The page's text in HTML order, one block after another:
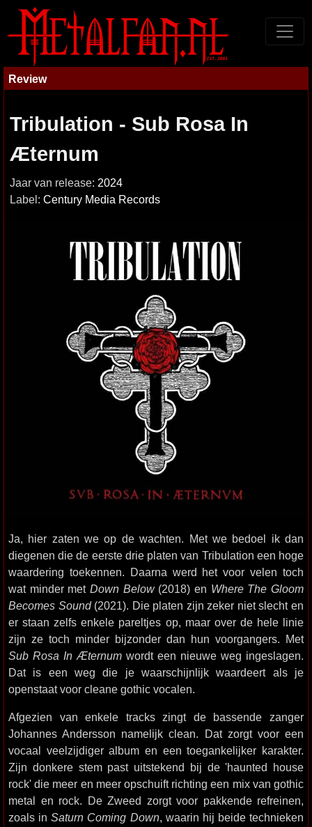
Review
Tribulation - Sub Rosa In
Æternum
Jaar van release: 2024
Label: Century Media Records
Ja, hier zaten we op de wachten. Met we bedoel ik dan
diegenen die de eerste drie platen van Tribulation een hoge
waardering toekennen. Daarna werd het voor velen toch
wat minder met Down Below(2018) en Where The Gloom
Becomes Sound(2021). Die platen zijn zeker niet slecht en
er staan zelfs enkele pareltjes op, maar over de hele linie
zijn ze toch minder bijzonder dan hun voorgangers. Met
Sub Rosa In Æternum wordt een nieuwe weg ingeslagen.
Dat is een weg die je waarschijnlijk waardeert als je
openstaat voor cleane gothic vocalen.
Afgezien van enkele tracks zingt de bassende zanger
Johannes Andersson namelijk clean. Dat zorgt voor een
vocaal veelzijdiger album en een toegankelijker karakter.
Zijn donkere stem past uitstekend bij de 'haunted house
rock' die meer en meer opschuift richting een mix van gothic
metal en rock. De Zweed zorgt voor pakkende refreinen,
zoals inSaturn Coming Down, waarin hij beide technieken